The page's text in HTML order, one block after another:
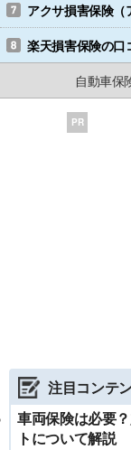
アクサ損害保険（
楽天損害保険の口
自動車保
PR
注目コンテ
車両保険は必要
トについて解説